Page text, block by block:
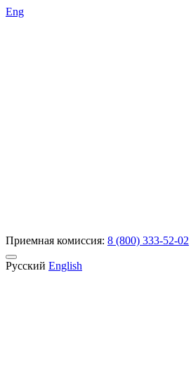
Eng
Приемная комиссия: 8 (800) 333-52-02
Русский English